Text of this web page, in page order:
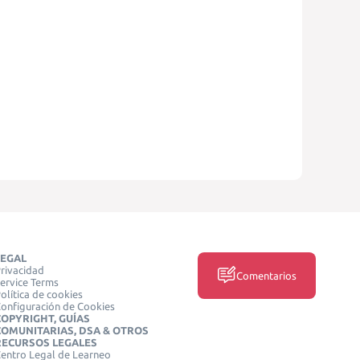
Terms
de cookies
de Cookies
GUÍAS
DSA & OTROS
LEGALES
Legal de Learneo
Comentarios